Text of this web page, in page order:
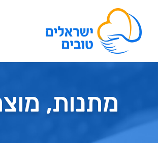
מתנות,